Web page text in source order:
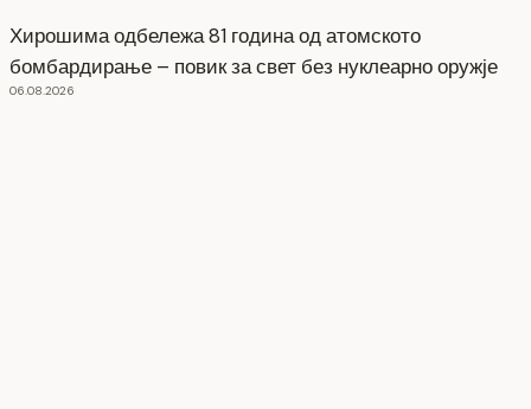
Хирошима одбележа 81 година од атомското
бомбардирање – повик за свет без нуклеарно оружје
06.08.2026